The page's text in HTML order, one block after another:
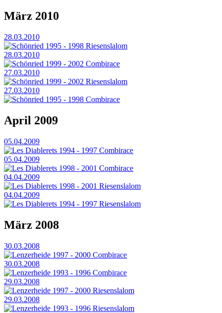
März 2010
28.03.2010
Schönried 1995 - 1998 Riesenslalom
28.03.2010
Schönried 1999 - 2002 Combirace
27.03.2010
Schönried 1999 - 2002 Riesenslalom
27.03.2010
Schönried 1995 - 1998 Combirace
April 2009
05.04.2009
Les Diablerets 1994 - 1997 Combirace
05.04.2009
Les Diablerets 1998 - 2001 Combirace
04.04.2009
Les Diablerets 1998 - 2001 Riesenslalom
04.04.2009
Les Diablerets 1994 - 1997 Riesenslalom
März 2008
30.03.2008
Lenzerheide 1997 - 2000 Combirace
30.03.2008
Lenzerheide 1993 - 1996 Combirace
29.03.2008
Lenzerheide 1997 - 2000 Riesenslalom
29.03.2008
Lenzerheide 1993 - 1996 Riesenslalom